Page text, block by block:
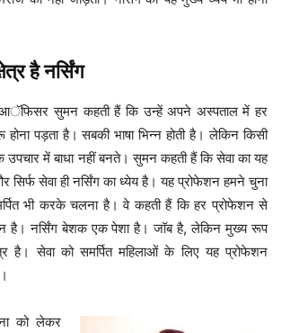
है नर्सिंग
आॅफिसर सुमन कहती हैं कि उन्हें अपने अस्पताल में हर
पड़ता है। सबकी भाषा भिन्न होती है। लेकिन किसी
उपचार में बाधा नहीं बनते। सुमन कहती हैं कि सेवा का यह
सिर्फ सेवा ही नर्सिंग का ध्येय है। यह प्रोफेशन हमने चुना
भी करके चलना है। वे कहती हैं कि हर प्रोफेशन से
है। नर्सिंग बेशक एक पेशा है। जॉब है, लेकिन मुख्य रूप
है। सेवा को समर्पित महिलाओं के लिए यह प्रोफेशन
को लेकर